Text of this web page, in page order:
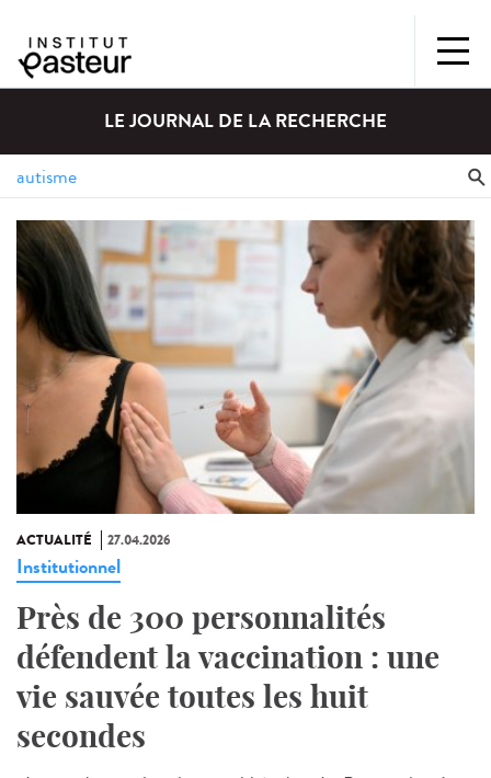
LE JOURNAL DE LA RECHERCHE
ACTUALITÉ 27.04.2026
Institutionnel
Près de 300 personnalités
défendent la vaccination : une
vie sauvée toutes les huit
secondes